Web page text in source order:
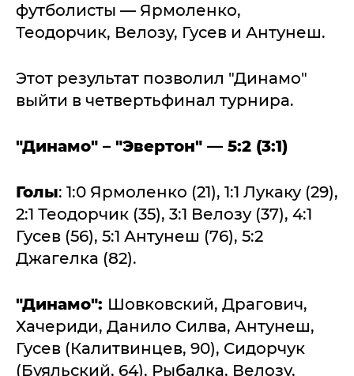
футболисты — Ярмоленко,
Теодорчик, Велозу, Гусев и Антунеш.
Этот результат позволил "Динамо"
выйти в четвертьфинал турнира.
"Динамо" – "Эвертон" — 5:2 (3:1)
Голы: 1:0 Ярмоленко (21), 1:1 Лукаку (29),
2:1 Теодорчик (35), 3:1 Велозу (37), 4:1
Гусев (56), 5:1 Антунеш (76), 5:2
Джагелка (82).
"Динамо": Шовковский, Драгович,
Хачериди, Данило Силва, Антунеш,
Гусев (Калитвинцев, 90), Сидорчук
(Буяльский, 64), Рыбалка, Велозу,